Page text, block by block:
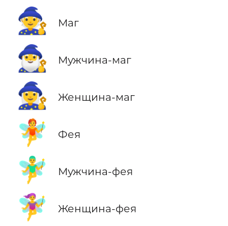
🧙 Маг
🧙‍♂️ Мужчина-маг
🧙‍♀️ Женщина-маг
🧚 Фея
🧚‍♂️ Мужчина-фея
🧚‍♀️ Женщина-фея